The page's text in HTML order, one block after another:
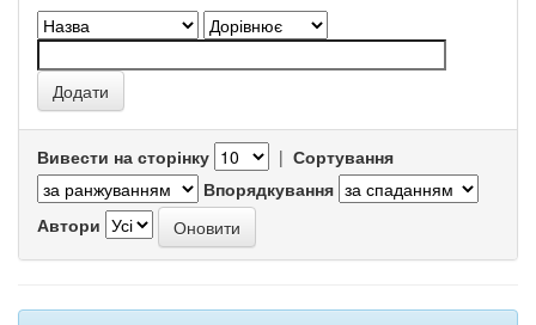
Вивести на сторінку | Сортування
Впорядкування
Автори